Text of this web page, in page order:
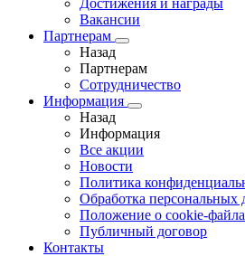
Достижения и награды
Вакансии
Партнерам
Назад
Партнерам
Сотрудничество
Информация
Назад
Информация
Все акции
Новости
Политика
Обработка персональных
Положение о cookie-
Публичный договор
Контакты